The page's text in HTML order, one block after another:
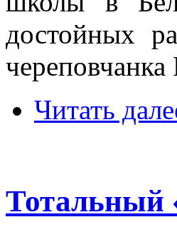
достойных
Читать
Тотальный